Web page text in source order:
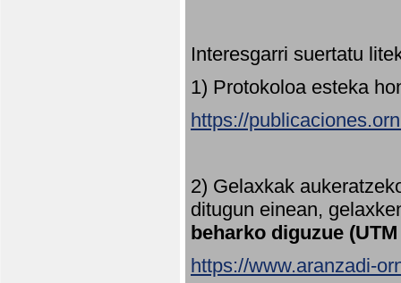
Interesgarri suertatu
1) Protokoloa esteka
https://
2) Gelaxkak
ditugun einean,
beharko diguzue
https://www.aranzadi-